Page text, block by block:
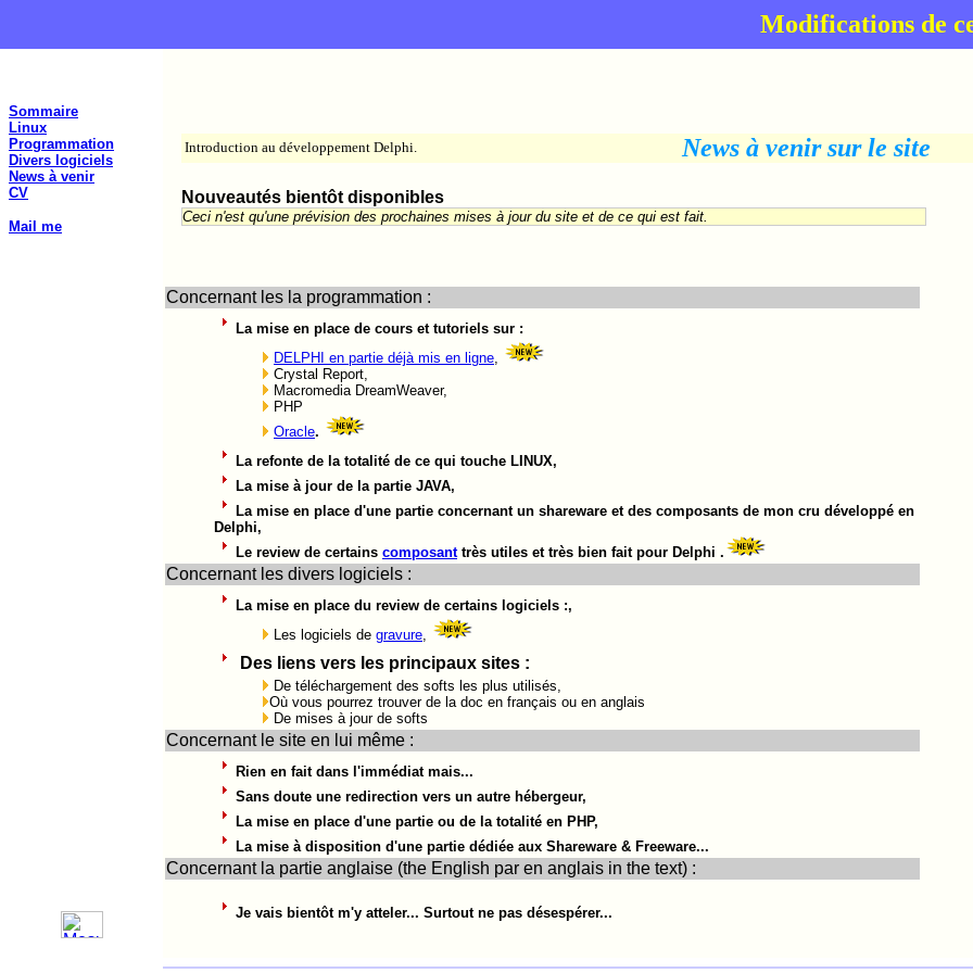
Modifications de
Sommaire
Linux
Programmation
Divers logiciels
News à venir
CV
Mail me
Introduction au développement Delphi. News à venir sur le site
Nouveautés bientôt disponibles
Ceci n'est qu'une prévision des prochaines mises à jour du site et de ce qui est fait.
Concernant les la programmation :
La mise en place de cours et tutoriels sur :
DELPHI en partie déjà mis en ligne,
Crystal Report,
Macromedia DreamWeaver,
PHP
Oracle.
La refonte de la totalité de ce qui touche LINUX,
La mise à jour de la partie JAVA,
La mise en place d'une partie concernant un shareware et des composants de mon cru développé en
Delphi,
Le review de certains composanttrès utiles et très bien fait pour Delphi .
Concernant les divers logiciels :
La mise en place du review de certains logiciels :,
Les logiciels de gravure,
Des liens vers les principaux sites :
De téléchargement des softs les plus utilisés,
Où vous pourrez trouver de la doc en français ou en anglais
De mises à jour de softs
Concernant le site en lui même :
Rien en fait dans l'immédiat mais...
Sans doute une redirection vers un autre hébergeur,
La mise en place d'une partie ou de la totalité en PHP,
La mise à disposition d'une partie dédiée aux Shareware & Freeware...
Concernant la partie anglaise (the English par en anglais in the text) :
Je vais bientôt m'y atteler... Surtout ne pas désespérer...